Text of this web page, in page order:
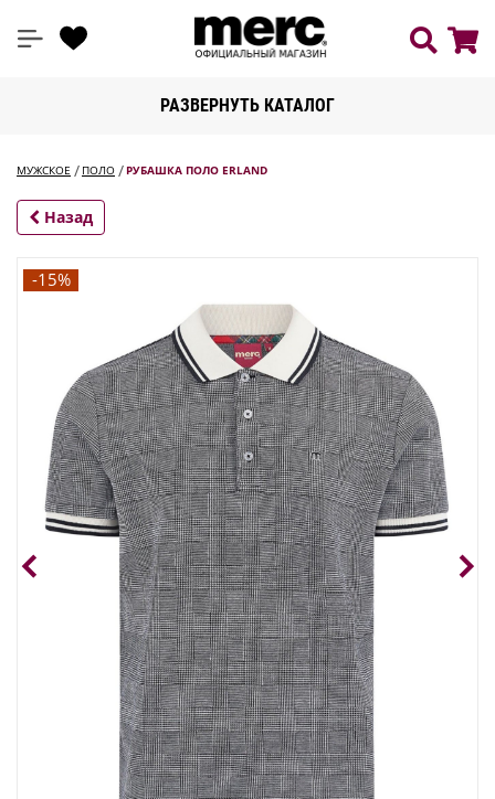
РАЗВЕРНУТЬ КАТАЛОГ
МУЖСКОЕ ПОЛО РУБАШКА ПОЛО ERLAND
Назад
-15%